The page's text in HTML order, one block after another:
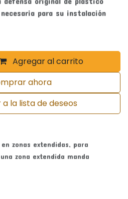
para su instalación
Agregar al carrito
ahora
la lista de deseos
en zonas extendidas, para
zona extendida manda